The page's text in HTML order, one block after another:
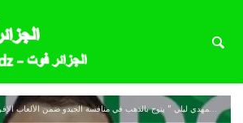
البطل الجزائري محمد “المهدي ليلي ” يتوج بالذهب في منافسة الجيدو ضمن الألعاب